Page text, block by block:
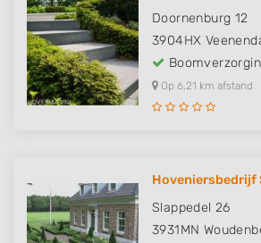
Doornenburg 12
3904HX
Op 6,21 km afstand
Hoveniersbedrijf
Slappedel 26
3931MN